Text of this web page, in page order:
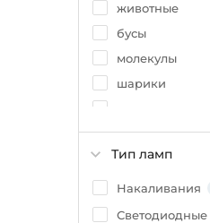
животные
бусы
молекулы
шарики
клетка
круглые
птички
ангелы
Тип ламп
Накаливания
Светодиодные